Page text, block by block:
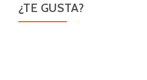
¿TE GUSTA?